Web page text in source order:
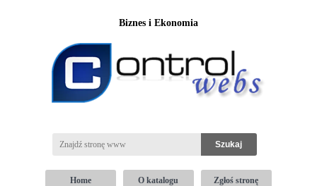
Biznes i Ekonomia
Home O katalogu Zgłoś stronę